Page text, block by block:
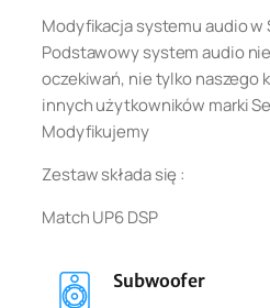
Modyfikacja systemu audio w
Podstawowy system audio
oczekiwań, nie tylko naszego
innych użytkowników marki
Modyfikujemy
Zestaw składa się :
Match UP6 DSP
Subwoofer